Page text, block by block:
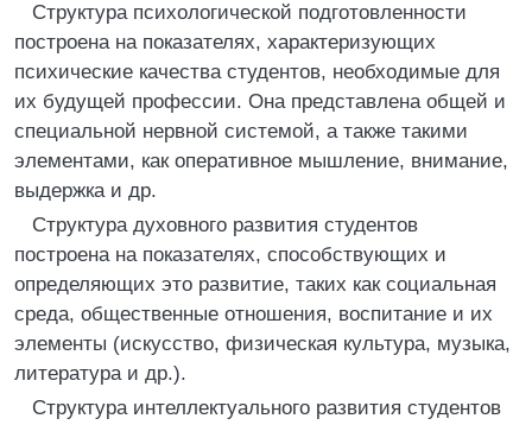
Структура психологической подготовленности
построена на показателях, характеризующих
психические качества студентов, необходимые для
их будущей профессии. Она представлена общей и
специальной нервной системой, а также такими
элементами, как оперативное мышление, внимание,
выдержка и др.
Структура духовного развития студентов
построена на показателях, способствующих и
определяющих это развитие, таких как социальная
среда, общественные отношения, воспитание и их
элементы (искусство, физическая культура, музыка,
литература и др.).
Структура интеллектуального развития студентов